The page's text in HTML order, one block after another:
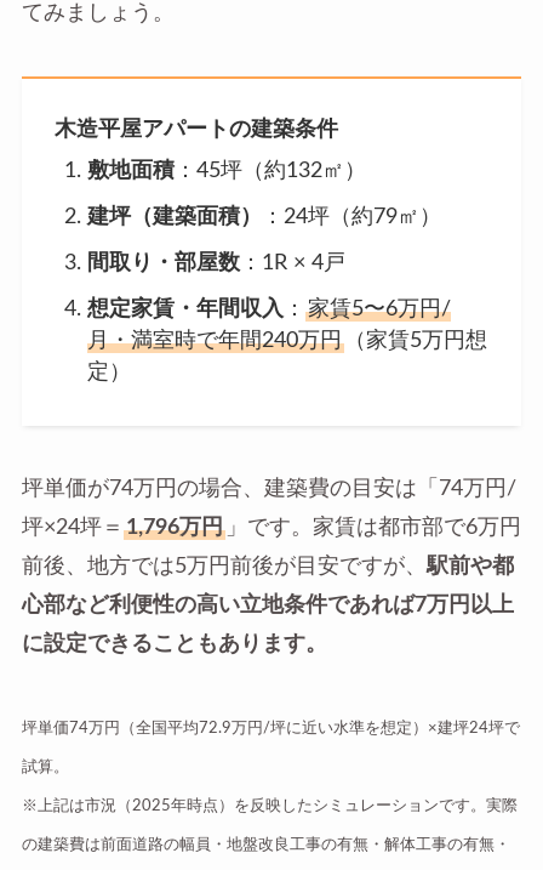
てみましょう。
木造平屋アパートの建築条件
敷地面積：45坪（約132㎡）
建坪（建築面積） ：24坪（約79㎡）
間取り・部屋数：1R × 4戸
想定家賃・年間収入 ： 家賃5〜6万円/
月・満室時で年間240万円（家賃5万円想
定）
坪単価が74万円の場合、建築費の目安は「74万円/
坪×24坪＝ 1,796万円」です。家賃は都市部で6万円
前後、地方では5万円前後が目安ですが、駅前や都
心部など利便性の高い立地条件であれば7万円以上
に設定できることもあります。
坪単価74万円（全国平均72.9万円/坪に近い水準を想定）×建坪24坪で
試算。
※上記は市況（2025年時点）を反映したシミュレーションです。実際
の建築費は前面道路の幅員・地盤改良工事の有無・解体工事の有無・